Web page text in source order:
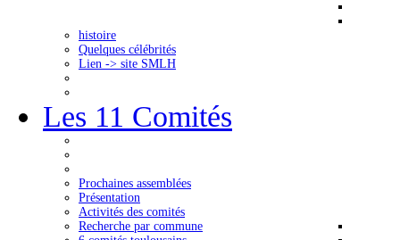
histoire
Quelques célébrités
Lien -> site SMLH
Les 11 Comités
Prochaines assemblées
Présentation
Activités des comités
Recherche par commune